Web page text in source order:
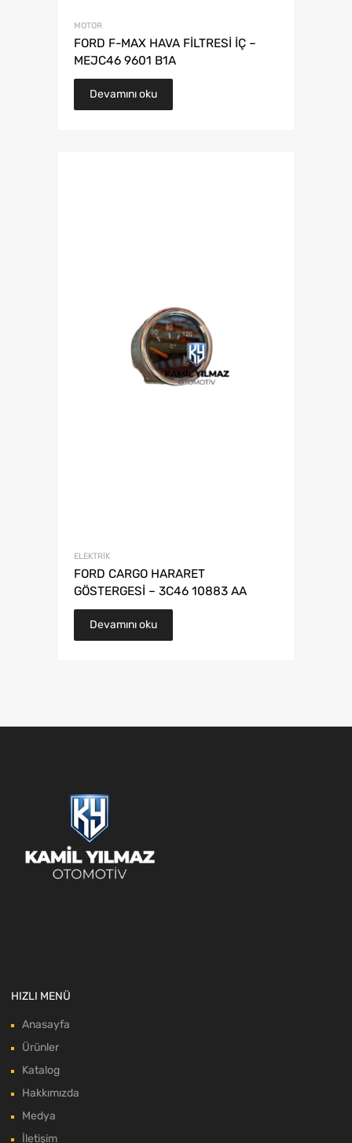
MOTOR
FORD F-MAX HAVA FİLTRESİ İÇ –
MEJC46 9601 B1A
Devamını oku
ELEKTRIK
FORD CARGO HARARET
GÖSTERGESİ – 3C46 10883 AA
Devamını oku
HIZLI MENÜ
Anasayfa
Ürünler
Katalog
Hakkımızda
Medya
İletişim